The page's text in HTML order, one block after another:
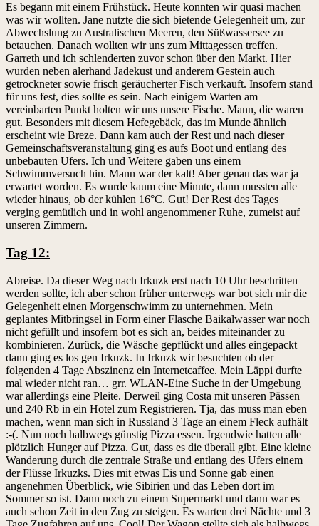
Es begann mit einem Frühstück. Heute konnten wir quasi machen
was wir wollten. Jane nutzte die sich bietende Gelegenheit um, zur
Abwechslung zu Australischen Meeren, den Süßwassersee zu
betauchen. Danach wollten wir uns zum Mittagessen treffen.
Garreth und ich schlenderten zuvor schon über den Markt. Hier
wurden neben alerhand Jadekust und anderem Gestein auch
getrockneter sowie frisch geräucherter Fisch verkauft. Insofern stand
für uns fest, dies sollte es sein. Nach einigem Warten am
vereinbarten Punkt holten wir uns unsere Fische. Mann, die waren
gut. Besonders mit diesem Hefegebäck, das im Munde ähnlich
erscheint wie Breze. Dann kam auch der Rest und nach dieser
Gemeinschaftsveranstaltung ging es aufs Boot und entlang des
unbebauten Ufers. Ich und Weitere gaben uns einem
Schwimmversuch hin. Mann war der kalt! Aber genau das war ja
erwartet worden. Es wurde kaum eine Minute, dann mussten alle
wieder hinaus, ob der kühlen 16°C. Gut! Der Rest des Tages
verging gemütlich und in wohl angenommener Ruhe, zumeist auf
unseren Zimmern.
Tag 12:
Abreise. Da dieser Weg nach Irkuzk erst nach 10 Uhr beschritten
werden sollte, ich aber schon früher unterwegs war bot sich mir die
Gelegenheit einen Morgenschwimm zu unternehmen. Mein
geplantes Mitbringsel in Form einer Flasche Baikalwasser war noch
nicht gefüllt und insofern bot es sich an, beides miteinander zu
kombinieren. Zurück, die Wäsche gepflückt und alles eingepackt
dann ging es los gen Irkuzk. In Irkuzk wir besuchten ob der
folgenden 4 Tage Abszinenz ein Internetcaffee. Mein Läppi durfte
mal wieder nicht ran… grr. WLAN-Eine Suche in der Umgebung
war allerdings eine Pleite. Derweil ging Costa mit unseren Pässen
und 240 Rb in ein Hotel zum Registrieren. Tja, das muss man eben
machen, wenn man sich in Russland 3 Tage an einem Fleck aufhält
:-(. Nun noch halbwegs günstig Pizza essen. Irgendwie hatten alle
plötzlich Hunger auf Pizza. Gut, dass es die überall gibt. Eine kleine
Wanderung durch die zentrale Straße und entlang des Ufers einem
der Flüsse Irkuzks. Dies mit etwas Eis und Sonne gab einen
angenehmen Überblick, wie Sibirien und das Leben dort im
Sommer so ist. Dann noch zu einem Supermarkt und dann war es
auch schon Zeit in den Zug zu steigen. Es warten drei Nächte und 3